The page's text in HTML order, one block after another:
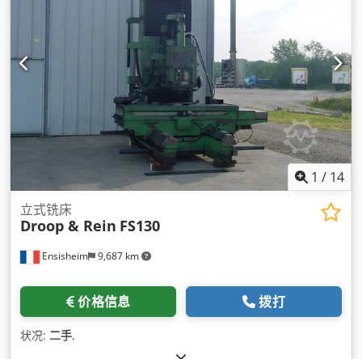
1 / 14
Ensisheim 9,687 km
立式铣床
Droop & Rein FS130
价格信息 拨打
状况: 二手,